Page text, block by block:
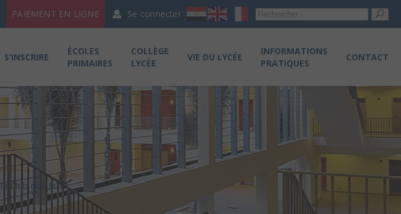
PAIEMENT EN LIGNE Se connecter
S’INSCRIRE
ÉCOLES
PRIMAIRES
COLLÈGE
LYCÉE
VIE DU LYCÉE
INFORMATIONS
PRATIQUES
CONTACT
Club du LFC